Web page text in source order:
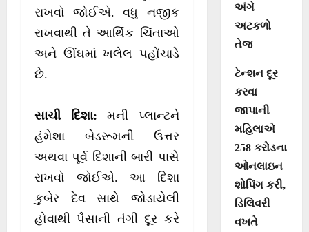
રાખવો જોઈએ. વધુ નજીક
રાખવાથી તે આર્થિક ચિંતાઓ
અને ઊંઘમાં ખલેલ પહોંચાડે
છે.
સાચી દિશા: મની પ્લાન્ટને
હંમેશા બેડરૂમની ઉત્તર
અથવા પૂર્વ દિશાની બારી પાસે
રાખવો જોઈએ. આ દિશા
કુબેર દેવ સાથે જોડાયેલી
હોવાથી પૈસાની તંગી દૂર કરે
અંગે
અટકળો
તેજ
ટેન્શન દૂર
કરવા
જાપાની
મહિલાએ
258 કરોડના
ઓનલાઇન
શોપિંગ કરી,
ડિલિવરી
વખતે